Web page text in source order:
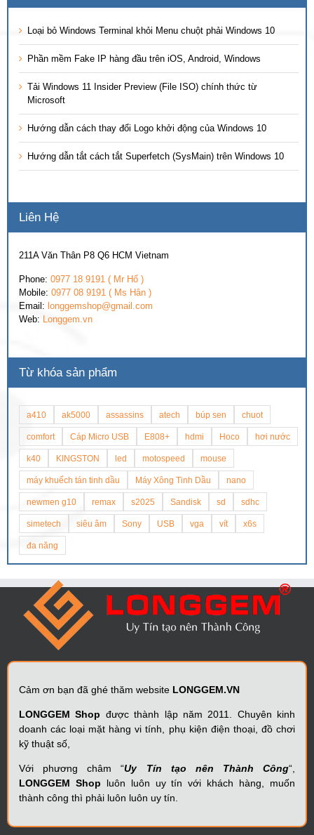
Loại bỏ Windows Terminal khỏi Menu chuột phải Windows 10
Phần mềm Fake IP hàng đầu trên iOS, Android, Windows
Tải Windows 11 Insider Preview (File ISO) chính thức từ
Microsoft
Hướng dẫn cách thay đổi Logo khởi động của Windows 10
Hướng dẫn tắt cách tắt Superfetch (SysMain) trên Windows 10
Liên Hệ
211A Văn Thân P8 Q6 HCM Vietnam
Phone: 0977 18 9191 ( Mr Hổ )
Mobile: 0977 08 9191 ( Ms Hân )
Email: longgemshop@gmail.com
Web: Longgem.vn
Từ khóa sản phẩm
a410 ak5000 assassins atech búp sen chuot
comfort Cáp Micro USB E808+ hdmi Hoco hơi nước
k40 KINGSTON led motospeed mouse
máy khuếch tán tinh dầu Máy Xông Tinh Dầu nano
newmen g10 remax s2025 Sandisk sd sdhc
simetech siêu âm Sony USB vga vít x6s
đa năng
Cảm ơn bạn đã ghé thăm website LONGGEM.VN
LONGGEM Shop được thành lập năm 2011. Chuyên kinh
doanh các loại mặt hàng vi tính, phụ kiện điện thoại, đồ chơi
kỹ thuật số,
Với phương châm “Uy Tín tạo nên Thành Công“,
LONGGEM Shop luôn luôn uy tín với khách hàng, muốn
thành công thì phải luôn luôn uy tín.